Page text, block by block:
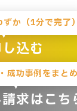
か（1分で完了
込む
成功事例をまと
求はこち